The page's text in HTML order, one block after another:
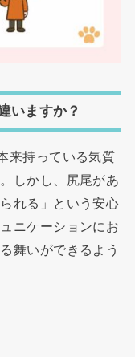
いますか？
来持っている気質
しかし、尻尾があ
れる」という安心
ニケーションにお
舞いができるよう